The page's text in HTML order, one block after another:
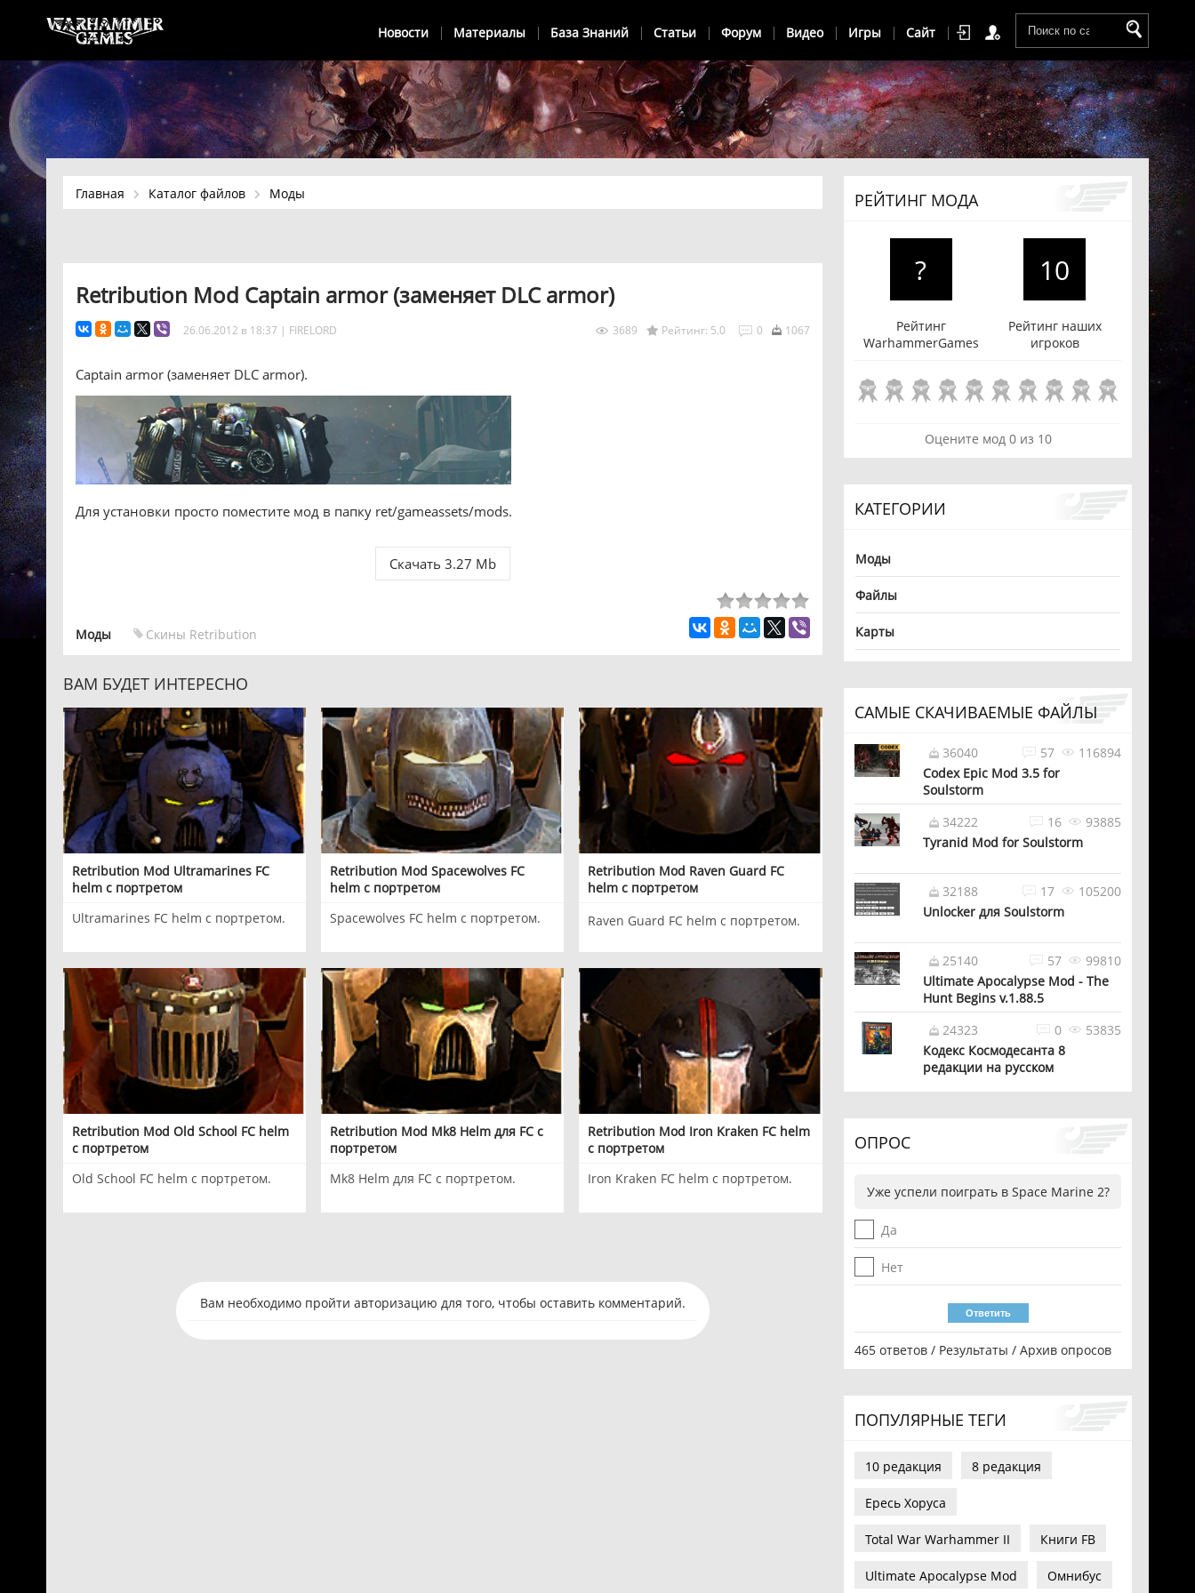
Новости Материалы База Знаний Статьи Форум Видео Игры Сайт
Главная Каталог файлов Моды
Retribution Mod Captain armor (заменяет DLC armor)
26.06.2012 в 18:37 | FIRELORD 1067
0
Рейтинг: 5.0
3689
Captain armor (заменяет DLC armor).
Для установки просто поместите мод в папку ret/gameassets/mods.
Скачать 3.27 Mb
Моды Скины Retribution
ВАМ БУДЕТ ИНТЕРЕСНО
Retribution Mod Ultramarines FC
helm с портретом
Ultramarines FC helm с портретом.
Retribution Mod Spacewolves FC
helm с портретом
Spacewolves FC helm с портретом.
Retribution Mod Raven Guard FC
helm с портретом
Raven Guard FC helm с портретом.
Retribution Mod Old School FC helm
с портретом
Old School FC helm с портретом.
Retribution Mod Mk8 Helm для FC с
портретом
Mk8 Helm для FC с портретом.
Retribution Mod Iron Kraken FC helm
с портретом
Iron Kraken FC helm с портретом.
Вам необходимо пройти авторизацию для того, чтобы оставить комментарий.
РЕЙТИНГ МОДА
?
Рейтинг
WarhammerGames
10
Рейтинг наших
игроков
Оцените мод 0из 10
КАТЕГОРИИ
Моды
Файлы
Карты
САМЫЕ СКАЧИВАЕМЫЕ ФАЙЛЫ
36040 116894
57
Codex Epic Mod 3.5 for
Soulstorm
34222
93885
16
Tyranid Mod for Soulstorm
32188 105200
17
Unlocker для Soulstorm
25140 99810
57
Ultimate Apocalypse Mod - The
Hunt Begins v.1.88.5
24323
53835
0
Кодекс Космодесанта 8
редакции на русском
ОПРОС
Уже успели поиграть в Space Marine 2?
Да
Нет
465 ответов/ Результаты / Архив опросов
ПОПУЛЯРНЫЕ ТЕГИ
10 редакция 8 редакция
Ересь Хоруса
Total War Warhammer II Книги FB
Ultimate Apocalypse Mod Омнибус